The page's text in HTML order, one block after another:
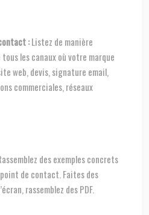
:Listez de manière
les canaux où votre marque
web, devis, signature email,
commerciales, réseaux
des exemples concrets
de contact. Faites des
rassemblez des PDF.